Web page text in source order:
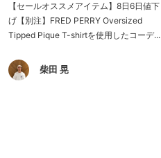
【セールオススメアイテム】8日6日値下
げ【別注】FRED PERRY Oversized
Tipped Pique T-shirtを使用したコーデ...
柴田 晃